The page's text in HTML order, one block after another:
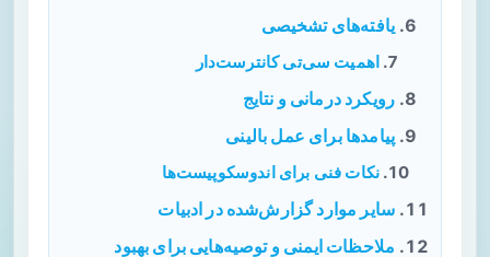
یافته‌های تشخیصی
اهمیت سی‌تی کانترست‌دار
رویکرد درمانی و نتایج
پیامدها برای عمل بالینی
نکات فنی برای اندوسکوپیست‌ها
سایر موارد گزارش‌شده در ادبیات
ملاحظات ایمنی و توصیه‌هایی برای بهبود